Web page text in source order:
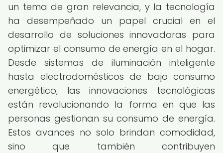
un tema de gran relevancia, y la tecnología
ha desempeñado un papel crucial en el
desarrollo de soluciones innovadoras para
optimizar el consumo de energía en el hogar.
Desde sistemas de iluminación inteligente
hasta electrodomésticos de bajo consumo
energético, las innovaciones tecnológicas
están revolucionando la forma en que las
personas gestionan su consumo de energía.
Estos avances no solo brindan comodidad,
sino que también contribuyen